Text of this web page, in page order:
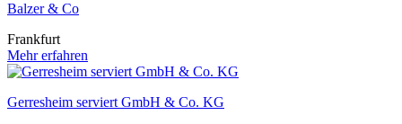
Balzer & Co
Frankfurt
Mehr erfahren
Gerresheim serviert GmbH & Co. KG